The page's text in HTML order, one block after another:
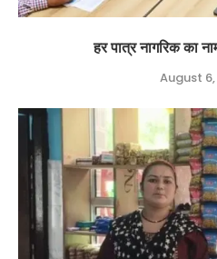
हर पात्र नागरिक का
August